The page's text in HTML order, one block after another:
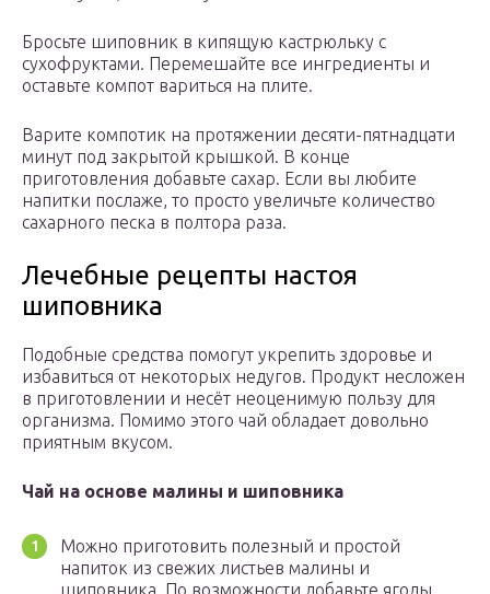
Бросьте шиповник в кипящую кастрюльку с
сухофруктами. Перемешайте все ингредиенты и
оставьте компот вариться на плите.
Варите компотик на протяжении десяти-пятнадцати
минут под закрытой крышкой. В конце
приготовления добавьте сахар. Если вы любите
напитки послаже, то просто увеличьте количество
сахарного песка в полтора раза.
Лечебные рецепты настоя
шиповника
Подобные средства помогут укрепить здоровье и
избавиться от некоторых недугов. Продукт несложен
в приготовлении и несёт неоценимую пользу для
организма. Помимо этого чай обладает довольно
приятным вкусом.
Чай на основе малины и шиповника
Можно приготовить полезный и простой
напиток из свежих листьев малины и
шиповника. По возможности добавьте ягоды.